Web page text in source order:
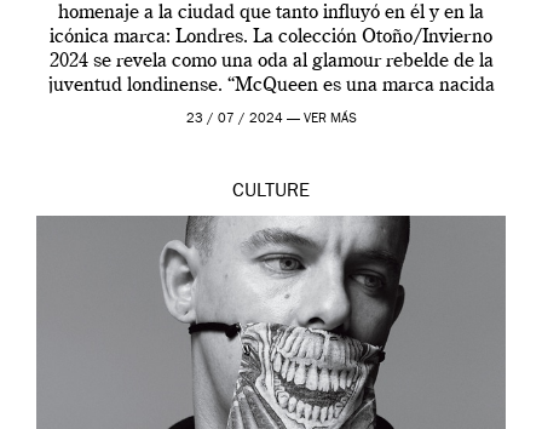
homenaje a la ciudad que tanto influyó en él y en la
icónica marca: Londres. La colección Otoño/Invierno
2024 se revela como una oda al glamour rebelde de la
juventud londinense. “McQueen es una marca nacida
en Londres y siempre ha […]
23 / 07 / 2024 — VER MÁS
CULTURE